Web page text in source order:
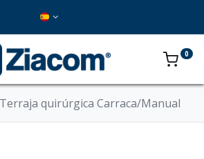
0
Terraja quirúrgica Carraca/Manual
×